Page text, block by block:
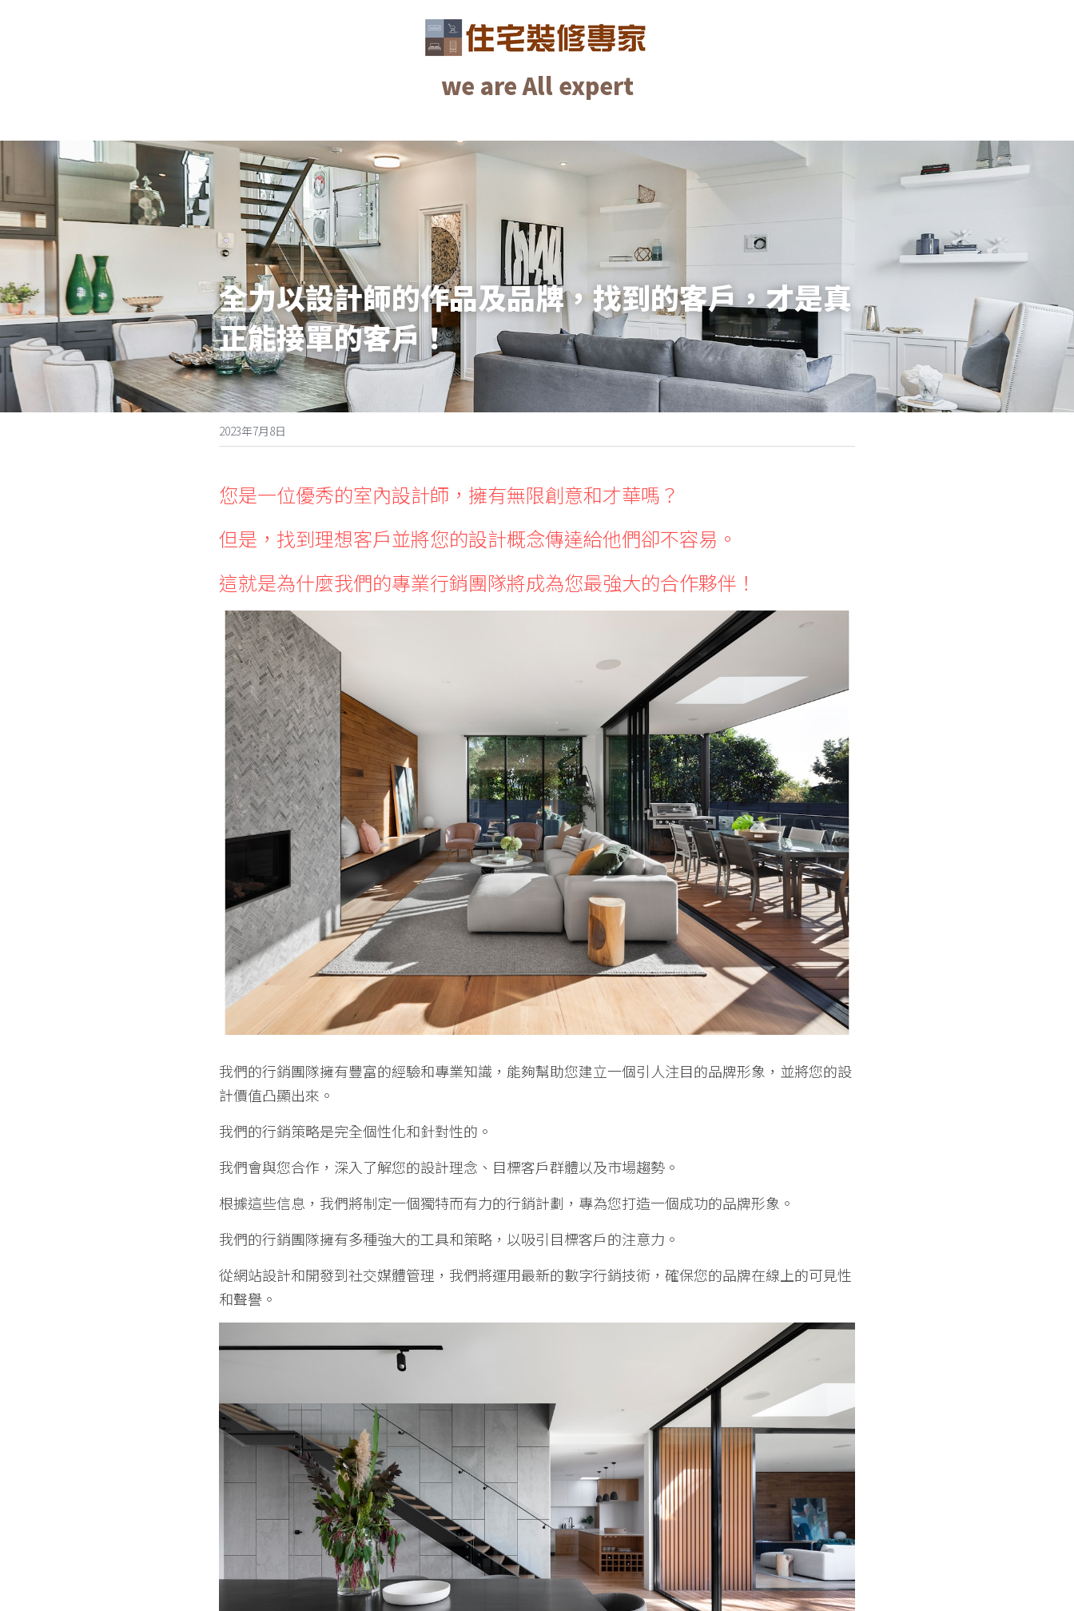
we are All expert
we are All expert
全力以設計師的作品及品牌，找到的客戶，才是真
正能接單的客戶！
2023年7月8日
您是一位優秀的室內設計師，擁有無限創意和才華嗎？
但是，找到理想客戶並將您的設計概念傳達給他們卻不容易。
這就是為什麼我們的專業行銷團隊將成為您最強大的合作夥伴！
我們的行銷團隊擁有豐富的經驗和專業知識，能夠幫助您建立一個引人注目的品牌形象，並將您的設
計價值凸顯出來。
我們的行銷策略是完全個性化和針對性的。
我們會與您合作，深入了解您的設計理念、目標客戶群體以及市場趨勢。
根據這些信息，我們將制定一個獨特而有力的行銷計劃，專為您打造一個成功的品牌形象。
我們的行銷團隊擁有多種強大的工具和策略，以吸引目標客戶的注意力。
從網站設計和開發到社交媒體管理，我們將運用最新的數字行銷技術，確保您的品牌在線上的可見性
和聲譽。